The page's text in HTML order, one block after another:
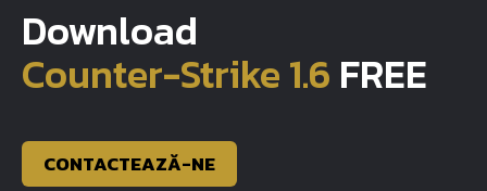
Download
Counter-Strike 1.6 FREE
CONTACTEAZĂ-NE